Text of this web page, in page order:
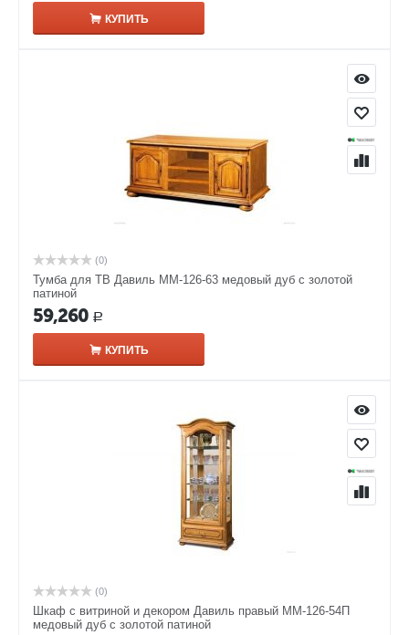
КУПИТЬ
(0)
Тумба для ТВ Давиль ММ-126-63 медовый дуб с золотой
патиной
59,260 Р
КУПИТЬ
(0)
Шкаф с витриной и декором Давиль правый ММ-126-54П
медовый дуб с золотой патиной